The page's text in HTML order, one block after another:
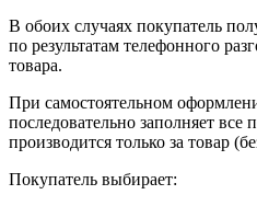
В обоих случаях покупатель
по результатам телефонного
товара.
При самостоятельном
последовательно заполняет все
производится только за товар
Покупатель выбирает: